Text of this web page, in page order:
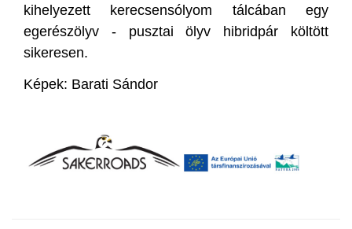
kihelyezett kerecsensólyom tálcában egy
egerészölyv - pusztai ölyv hibridpár költött
sikeresen.
Képek: Barati Sándor